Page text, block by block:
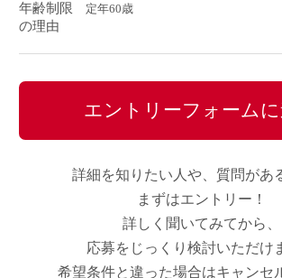
年齢制限
の理由
定年60歳
エントリーフォーム
詳細を知りたい人や、質問があ
まずはエントリー！
詳しく聞いてみてから、
応募をじっくり検討いただけ
希望条件と違った場合はキャンセ